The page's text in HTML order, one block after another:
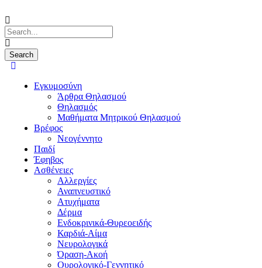
Εγκυμοσύνη
Άρθρα Θηλασμού
Θηλασμός
Μαθήματα Μητρικού Θηλασμού
Βρέφος
Νεογέννητο
Παιδί
Έφηβος
Ασθένειες
Αλλεργίες
Αναπνευστικό
Ατυχήματα
Δέρμα
Ενδοκρινικά-Θυρεοειδής
Καρδιά-Αίμα
Νευρολογικά
Όραση-Ακοή
Ουρολογικό-Γεννητικό